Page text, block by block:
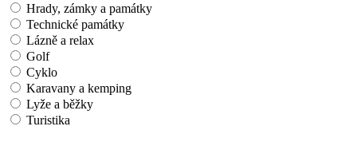
Hrady, zámky a památky
Technické památky
Lázně a relax
Golf
Cyklo
Karavany a kemping
Lyže a běžky
Turistika